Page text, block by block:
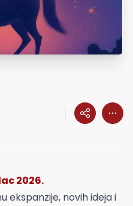
2026.
ekspanzije, novih ideja i